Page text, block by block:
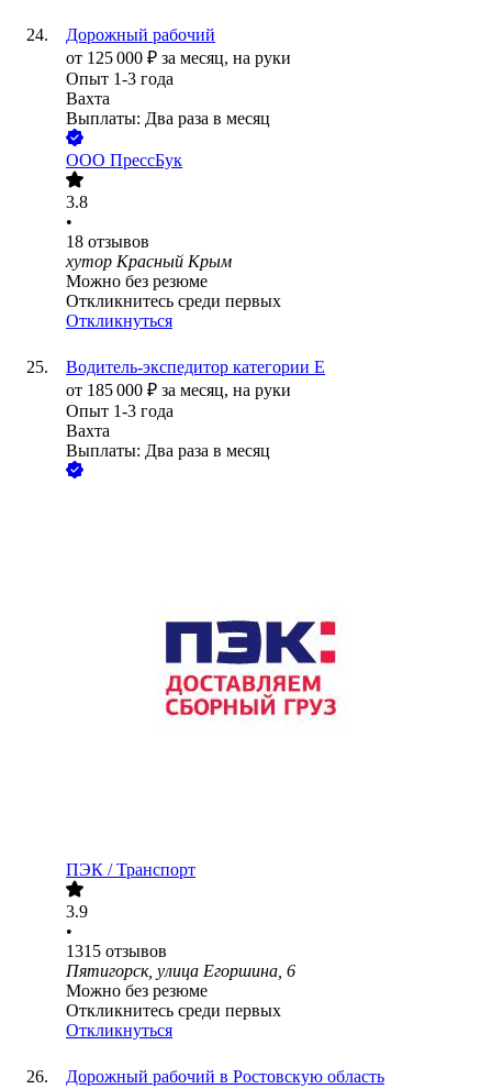
Дорожный рабочий
от 125 000 ₽ за месяц, на руки
Опыт 1-3 года
Вахта
Выплаты: Два раза в месяц
ООО ПрессБук
3.8
•
18 отзывов
хутор Красный Крым
Можно без резюме
Откликнитесь среди первых
Откликнуться
Водитель-экспедитор категории Е
от 185 000 ₽ за месяц, на руки
Опыт 1-3 года
Вахта
Выплаты: Два раза в месяц
ПЭК / Транспорт
3.9
•
1315 отзывов
Пятигорск, улица Егоршина, 6
Можно без резюме
Откликнитесь среди первых
Откликнуться
Дорожный рабочий в Ростовскую область